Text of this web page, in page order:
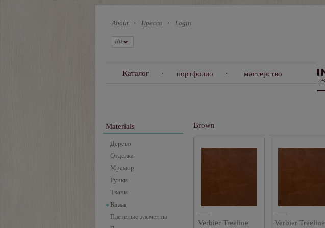
About Пресса Login
Ru
Каталог портфолио мастерство
Materials
Дерево
Отделка
Мрамор
Ручки
Ткани
Кожа
Плетеные элементы
Brown
Verbier Treeline Verbier Treeline